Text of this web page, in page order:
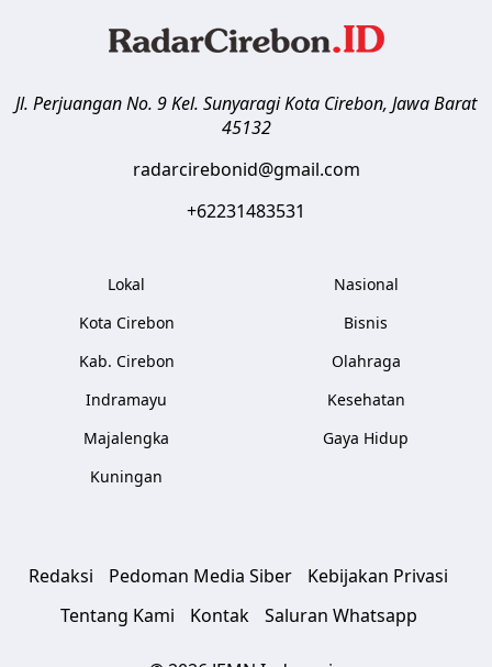
Jl. Perjuangan No. 9 Kel. SunyaragiKota Cirebon, Jawa Barat
45132
radarcirebonid@gmail.com
+62231483531
Lokal
Kota Cirebon
Kab. Cirebon
Indramayu
Majalengka
Kuningan
Nasional
Bisnis
Olahraga
Kesehatan
Gaya Hidup
Redaksi Pedoman Media Siber
Kebijakan Privasi
Tentang Kami
Kontak Saluran Whatsapp